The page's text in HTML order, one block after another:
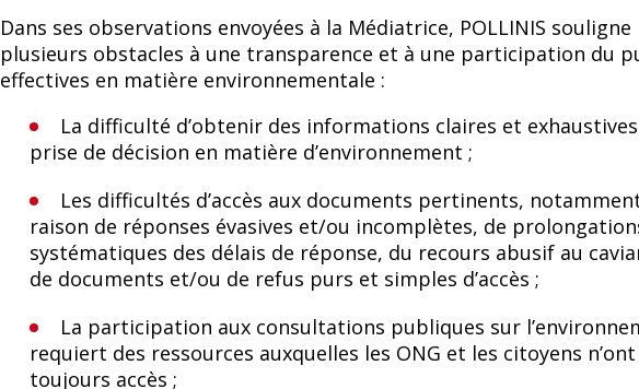
Dans ses observations envoyées à la Médiatrice, POLLINIS souligne
plusieurs obstacles à une transparence et à une participation du
effectives en matière environnementale :
La difficulté d’obtenir des informations claires et
prise de décision en matière d’environnement ;
Les difficultés d’accès aux documents pertinents,
raison de réponses évasives et/ou incomplètes, de
systématiques des délais de réponse, du recours abusif au
de documents et/ou de refus purs et simples d’accès ;
La participation aux consultations publiques sur
requiert des ressources auxquelles les ONG et les citoyens
toujours accès ;